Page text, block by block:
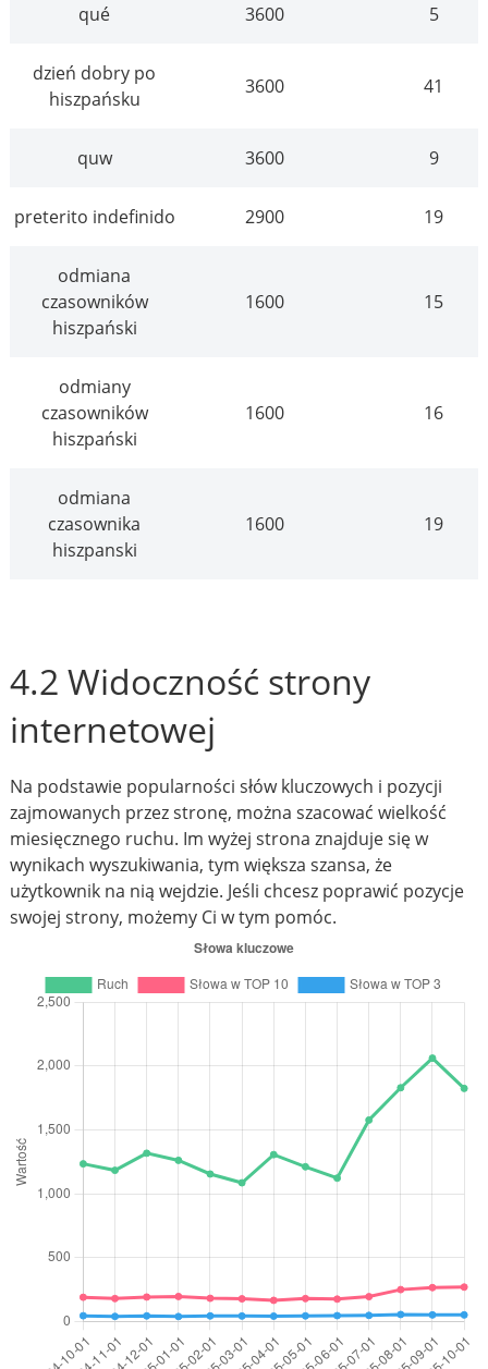
qué 3600 5
dzień dobry po
hiszpańsku
3600 41
quw 3600 9
preterito indefinido 2900 19
odmiana
czasowników
hiszpański
1600 15
odmiany
czasowników
hiszpański
1600 16
odmiana
czasownika
hiszpanski
1600 19
4.2 Widoczność strony
internetowej
Na podstawie popularności słów kluczowych i pozycji
zajmowanych przez stronę, można szacować wielkość
miesięcznego ruchu. Im wyżej strona znajduje się w
wynikach wyszukiwania, tym większa szansa, że
użytkownik na nią wejdzie. Jeśli chcesz poprawić pozycje
swojej strony, możemy Ci w tym pomóc.